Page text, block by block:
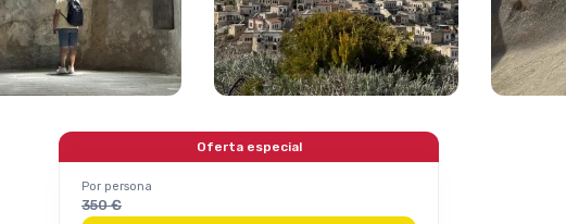
Oferta especial
Por persona
350 €